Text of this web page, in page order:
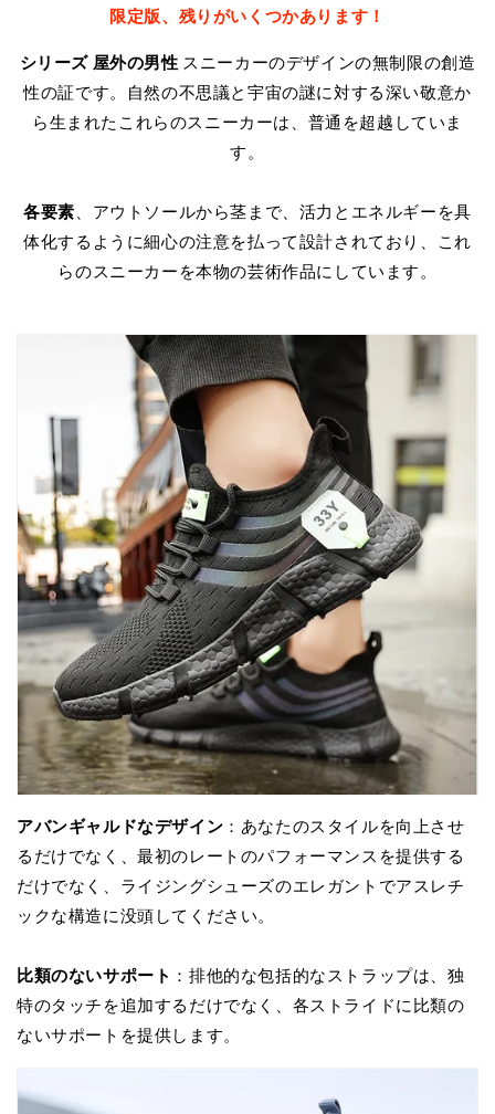
限定版、残りがいくつかあります！
シリーズ屋外の男性スニーカーのデザインの無制限の創造
性の証です。自然の不思議と宇宙の謎に対する深い敬意か
ら生まれたこれらのスニーカーは、普通を超越していま
す。
各要素、アウトソールから茎まで、活力とエネルギーを具
体化するように細心の注意を払って設計されており、これ
らのスニーカーを本物の芸術作品にしています。
アバンギャルドなデザイン ：あなたのスタイルを向上させ
るだけでなく、最初のレートのパフォーマンスを提供する
だけでなく、ライジングシューズのエレガントでアスレチ
ックな構造に没頭してください。
比類のないサポート ：排他的な包括的なストラップは、独
特のタッチを追加するだけでなく、各ストライドに比類の
ないサポートを提供します。